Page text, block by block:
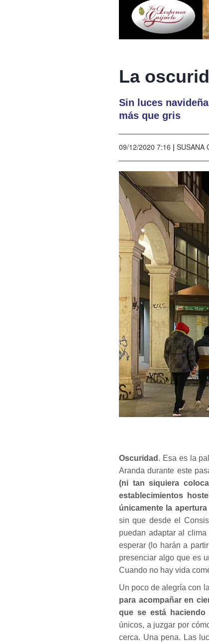
La
Sin luces
más que gris
09/12/2020 7:16 | SUSANA
Oscuridad . Esa es la
Aranda durante este
(ni tan siquiera
establecimientos
únicamente la
sin que desde el
puedan adaptar al
esperar (lo harán a
presenciar algo que es
Cuando no hay vida
Un poco de alegría con
para acompañar en
que se está haciendo
únicos, a juzgar por
cerca. Una pena. Las